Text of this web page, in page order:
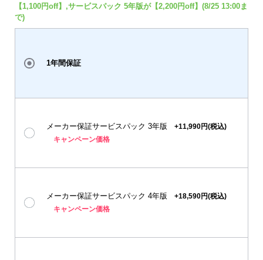
【1,100円off】,サービスパック 5年版が【2,200円off】(8/25 13:00ま
で)
1年間保証
メーカー保証サービスパック 3年版
+11,990円(税込)
キャンペーン価格
メーカー保証サービスパック 4年版
+18,590円(税込)
キャンペーン価格